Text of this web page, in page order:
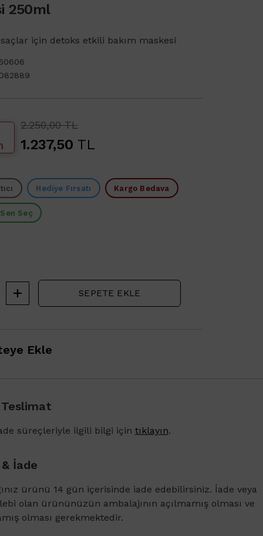
250ml
saçlar için detoks etkili bakım maskesi
2.250,00 TL
1.237,50 TL
Hediye Fırsatı Kargo Bedava
Seç
SEPETE EKLE
Ekle
1500 TL ve üzeri alışverişlerinizde Vichy
Karşıtı Bakım Şampuanı 6ml
süreçleriyle ilgili bilgi için tıklayın.
İade
ürünü 14 gün içerisinde iade edebilirsiniz. İade veya
olan ürününüzün ambalajının açılmamış olması ve
olması gerekmektedir.